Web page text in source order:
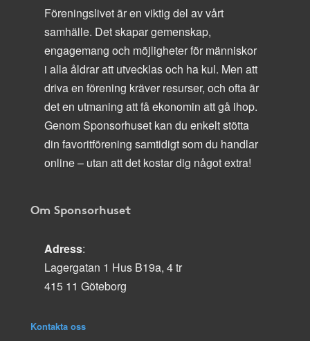
Föreningslivet är en viktig del av vårt
samhälle. Det skapar gemenskap,
engagemang och möjligheter för människor
i alla åldrar att utvecklas och ha kul. Men att
driva en förening kräver resurser, och ofta är
det en utmaning att få ekonomin att gå ihop.
Genom Sponsorhuset kan du enkelt stötta
din favoritförening samtidigt som du handlar
online – utan att det kostar dig något extra!
Om Sponsorhuset
Adress:
Lagergatan 1 Hus B19a, 4 tr
415 11 Göteborg
Kontakta oss